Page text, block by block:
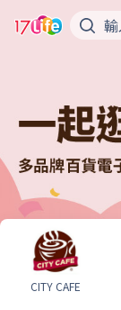
CITY CAFE